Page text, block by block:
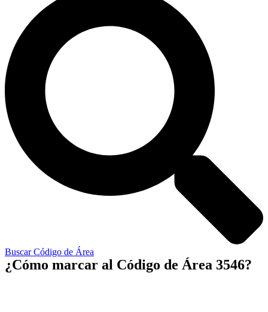
Buscar Código de Área
¿Cómo marcar al Código de Área 3546?